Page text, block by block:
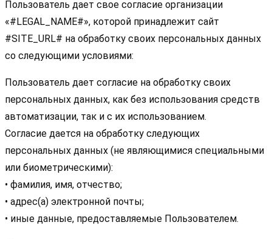
Пользователь дает свое согласие организации
«#LEGAL_NAME#», которой принадлежит сайт
#SITE_URL# на обработку своих персональных данных
со следующими условиями:
Пользователь дает согласие на обработку своих
персональных данных, как без использования средств
автоматизации, так и с их использованием.
Согласие дается на обработку следующих
персональных данных (не являющимися специальными
или биометрическими):
• фамилия, имя, отчество;
• адрес(а) электронной почты;
• иные данные, предоставляемые Пользователем.